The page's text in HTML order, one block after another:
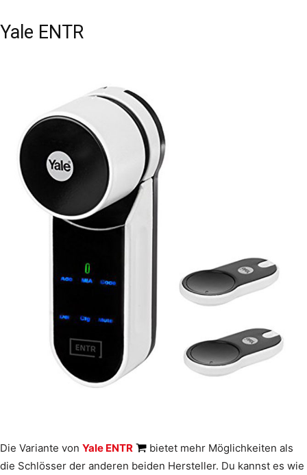
Yale ENTR
Die Variante von Yale ENTR
bietet mehr Möglichkeiten als
die Schlösser der anderen beiden Hersteller. Du kannst es wie